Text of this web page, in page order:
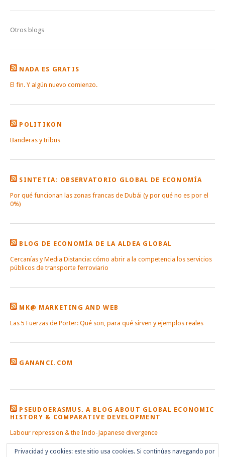
Otros blogs
NADA ES GRATIS
El fin. Y algún nuevo comienzo.
POLITIKON
Banderas y tribus
SINTETIA: OBSERVATORIO GLOBAL DE ECONOMÍA
Por qué funcionan las zonas francas de Dubái (y por qué no es por el
0%)
BLOG DE ECONOMÍA DE LA ALDEA GLOBAL
Cercanías y Media Distancia: cómo abrir a la competencia los servicios
públicos de transporte ferroviario
MK@ MARKETING AND WEB
Las 5 Fuerzas de Porter: Qué son, para qué sirven y ejemplos reales
GANANCI.COM
PSEUDOERASMUS. A BLOG ABOUT GLOBAL ECONOMIC
HISTORY & COMPARATIVE DEVELOPMENT
Labour repression & the Indo-Japanese divergence
Privacidad y cookies: este sitio usa cookies. Si continúas navegando por